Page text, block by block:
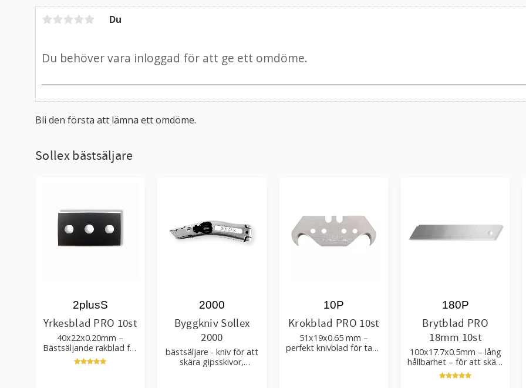
Du
Bli den första att lämna ett omdöme.
Sollex bästsäljare
Yrkesblad PRO 10st
40x22x0.20mm –
Bästsäljande rakblad för
att skära tapet, tyg, filt,
hobby bruk
2plusS
Byggkniv Sollex
2000
bästsäljare - kniv för att
skära gipsskivor,
2000
Krokblad PRO 10st
51x19x0.65 mm –
perfekt knivblad för tak-,
10P
Brytblad PRO
18mm 10st
100x17.7x0.5mm – lång
hållbarhet – för att skära
kartong, tapet och
golvmaterial
180P